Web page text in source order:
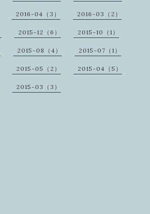
2016-04（3） 2016-03（2）
2015-12（6） 2015-10（1）
2015-08（4） 2015-07（1）
2015-05（2） 2015-04（5）
2015-03（3）